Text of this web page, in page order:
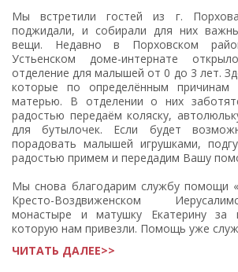
Мы встретили гостей из г.
поджидали, и собирали для них
вещи. Недавно в Порховском
Устьенском доме-интернате
отделение для малышей от 0 до 3 лет.
которые по определённым
матерью. В отделении о них
радостью передаём коляску,
для бутылочек. Если будет
порадовать малышей игрушками,
радостью примем и передадим Вашу
Мы снова благодарим службу помощи
Кресто-Воздвиженском
монастыре и матушку Екатерину
которую нам привезли. Помощь уже
ЧИТАТЬ ДАЛЕЕ>>